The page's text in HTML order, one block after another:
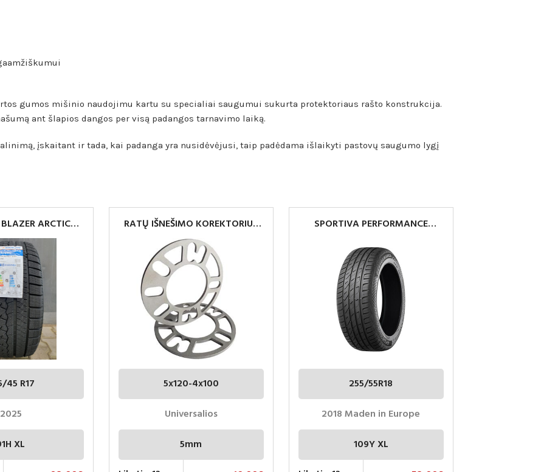
gumos mišinio naudojimu kartu su specialiai saugumui sukurta protektoriaus rašto konstrukcija.
ant šlapios dangos per visą padangos tarnavimo laiką.
įskaitant ir tada, kai padanga yra nusidėvėjusi, taip padėdama išlaikyti pastovų saugumo lygį
ARCTIC
91H XL
45 R17
2025
XL
RATŲ IŠNEŠIMO KOREKTORIUS
UNIVERSALIOS 5MM
5x120-4x100
Universalios
5mm
SPORTIVA PERFORMANCE
255/55R18
2018 Maden in Europe
109Y XL